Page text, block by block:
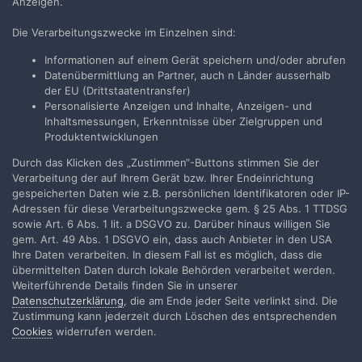
Datenblättern noch nicht. Der prüft weit mehr Farbtöne und
neben Fidelity auch noch Gamut.
Spohnaudio
Geschrieben3. Juni
Am 3.6.2026 um 18:05 schriebFriedemann
Wachsmuth:
Der CRI hat aber nichts mit der Farbtemperatur zu tun, die
da kompensatorisch wirken könnte. Der CRI ist ein recht
hemdsärmelig ermittelter Index, der die Reflektion auf ich
glaube acht (oder 9?) Farbflächen beschreibt. Eine LED mit
schlechtem CRI (wie 70) kann durchaus ein zur Projektion
bestimmter Filme geeignetes Spektrum haben, das ist dann
Glück.🙂
Aussagekräftiger ist der TM-30, aber den findet man in
Aufklappen
Die Verarbeitungszwecke im Einzelnen sind:
Informationen auf einem Gerät speichern und/oder abrufen
Datenübermittlung an Partner, auch n Länder ausserhalb
der EU (Drittstaatentransfer)
Personalisierte Anzeigen und Inhalte, Anzeigen- und
Inhaltsmessungen, Erkenntnisse über Zielgruppen und
Produktentwicklungen
Durch das Klicken des „Zustimmen“-Buttons stimmen Sie der
Verarbeitung der auf Ihrem Gerät bzw. Ihrer Endeinrichtung
gespeicherten Daten wie z.B. persönlichen Identifikatoren oder IP-
Adressen für diese Verarbeitungszwecke gem. § 25 Abs. 1 TTDSG
sowie Art. 6 Abs. 1 lit. a DSGVO zu. Darüber hinaus willigen Sie
gem. Art. 49 Abs. 1 DSGVO ein, dass auch Anbieter in den USA
Ihre Daten verarbeiten. In diesem Fall ist es möglich, dass die
übermittelten Daten durch lokale Behörden verarbeitet werden.
Weiterführende Details finden Sie in unserer
Datenschutzerklärung, die am Ende jeder Seite verlinkt sind. Die
Zustimmung kann jederzeit durch Löschen des entsprechenden
Cookies widerrufen werden.